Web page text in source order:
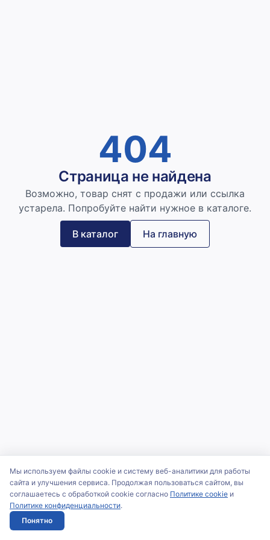
404
Страница не найдена
Возможно, товар снят с продажи или ссылка
устарела. Попробуйте найти нужное в каталоге.
В каталог На главную
Мы используем файлы cookie и систему веб-аналитики для работы
сайта и улучшения сервиса. Продолжая пользоваться сайтом, вы
соглашаетесь с обработкой cookie согласно Политике cookie и
Политике конфиденциальности.
Понятно